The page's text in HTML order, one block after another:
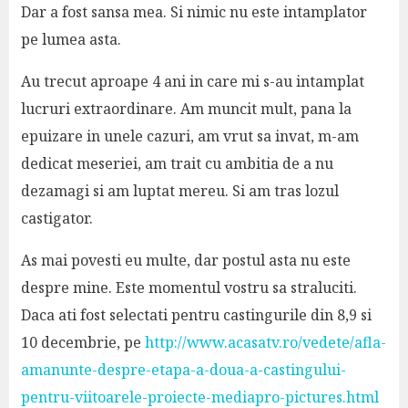
Dar a fost sansa mea. Si nimic nu este intamplator
pe lumea asta.
Au trecut aproape 4 ani in care mi s-au intamplat
lucruri extraordinare. Am muncit mult, pana la
epuizare in unele cazuri, am vrut sa invat, m-am
dedicat meseriei, am trait cu ambitia de a nu
dezamagi si am luptat mereu. Si am tras lozul
castigator.
As mai povesti eu multe, dar postul asta nu este
despre mine. Este momentul vostru sa straluciti.
Daca ati fost selectati pentru castingurile din 8,9 si
10 decembrie, pe http://www.acasatv.ro/vedete/afla-
amanunte-despre-etapa-a-doua-a-castingului-
pentru-viitoarele-proiecte-mediapro-pictures.html